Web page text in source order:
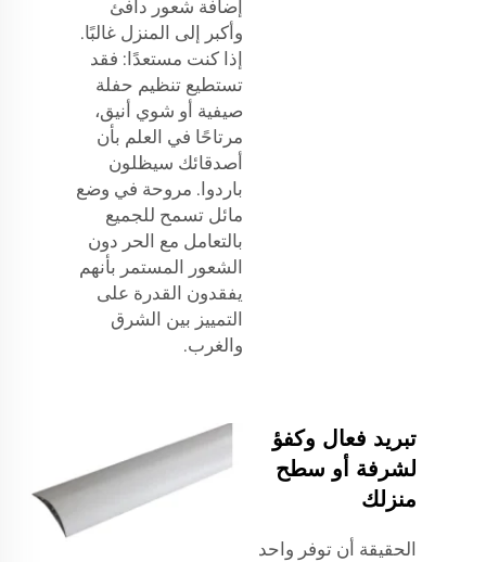
إضافة شعور دافئ
وأكبر إلى المنزل غالبًا.
إذا كنت مستعدًا: فقد
تستطيع تنظيم حفلة
صيفية أو شوي أنيق،
مرتاحًا في العلم بأن
أصدقائك سيظلون
باردوا. مروحة في وضع
مائل تسمح للجميع
بالتعامل مع الحر دون
الشعور المستمر بأنهم
يفقدون القدرة على
التمييز بين الشرق
والغرب.
تبريد فعال وكفؤ
لشرفة أو سطح
منزلك
الحقيقة أن توفر واحد